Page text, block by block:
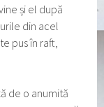
și el după
din acel
pus în raft,
de o anumită